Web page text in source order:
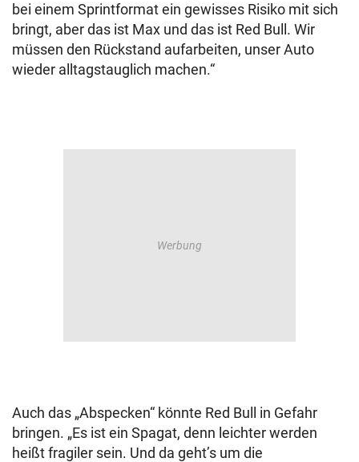
bei einem Sprintformat ein gewisses Risiko mit sich
bringt, aber das ist Max und das ist Red Bull. Wir
müssen den Rückstand aufarbeiten, unser Auto
wieder alltagstauglich machen.“
Auch das „Abspecken“ könnte Red Bull in Gefahr
bringen. „Es ist ein Spagat, denn leichter werden
heißt fragiler sein. Und da geht’s um die